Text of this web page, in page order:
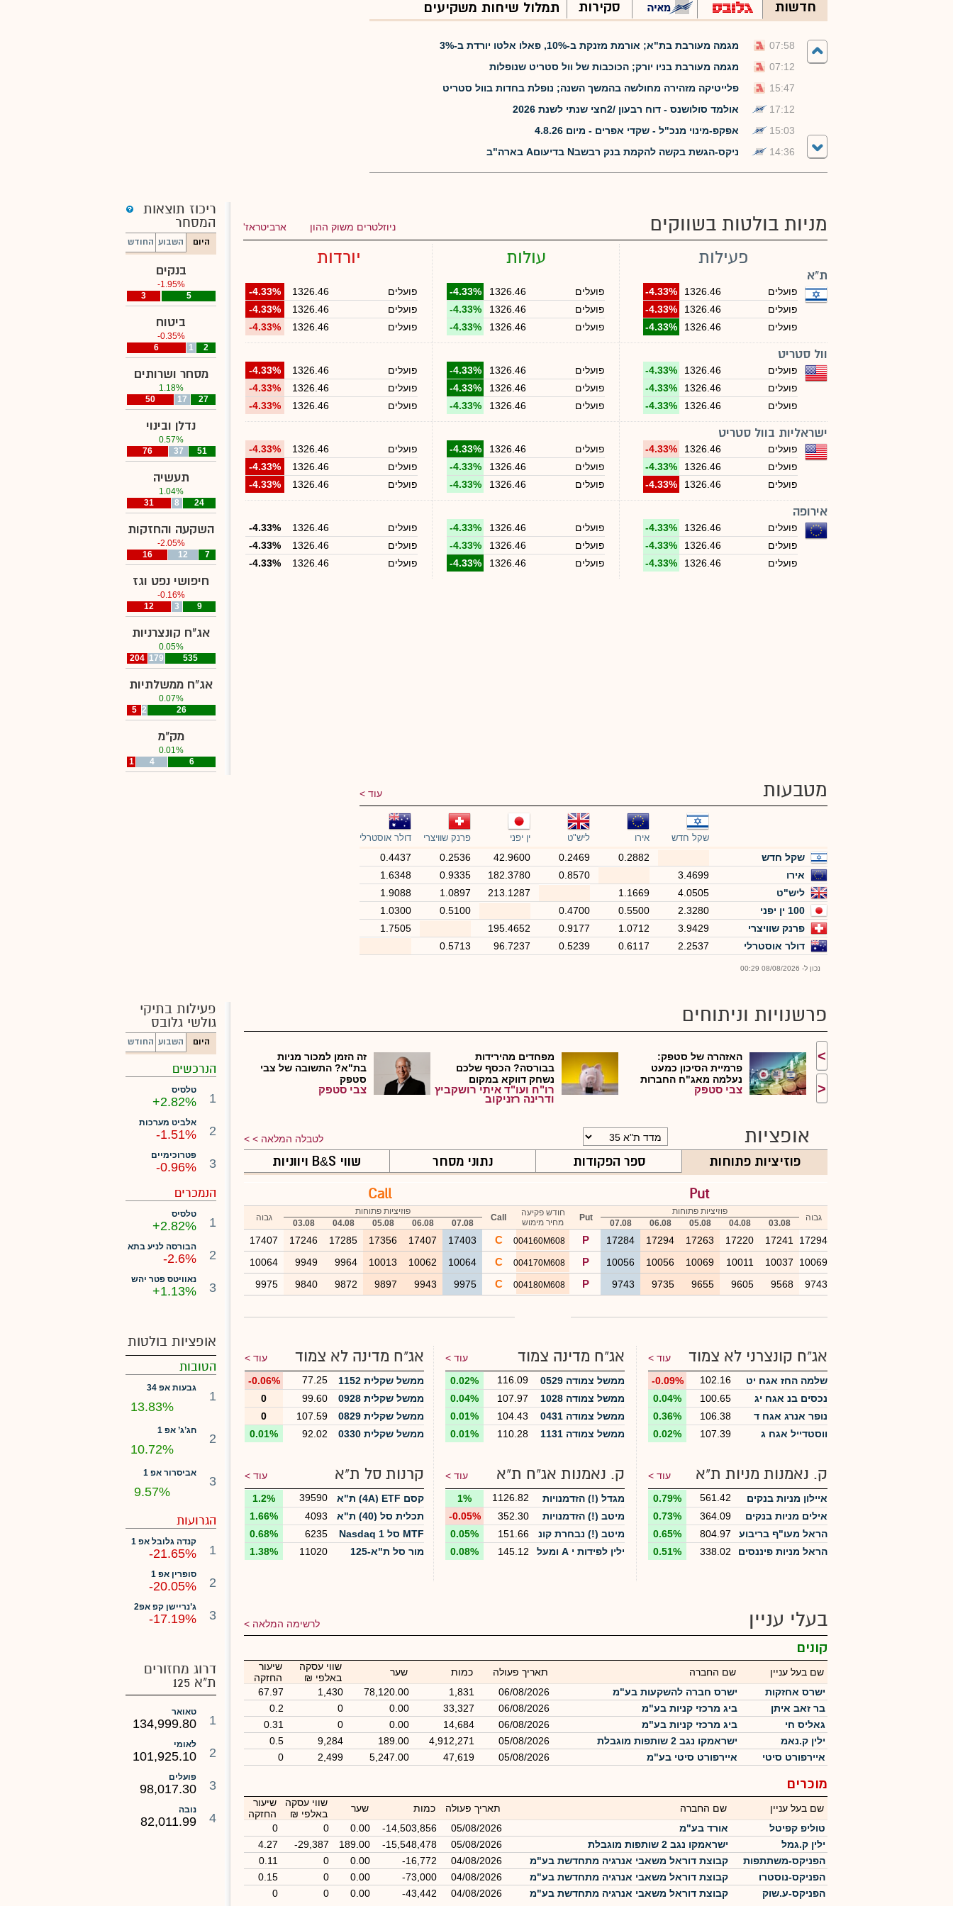
חדשות סקירות תמלול שיחות משקיעים
07:58
מגמה מעורבת בת"א; אורמת מזנקת ב-10%, פאלו אלטו יורדת ב-3%
07:12
מגמה מעורבת בניו יורק; הכוכבות של וול סטריט שנופלות
15:47
פלייטיקה מזהירה מחולשה בהמשך השנה; נופלת בחדות בוול סטריט
17:12
אולמד סולושנס - דוח רבעון /2חצי שנתי לשנת 2026
15:03
אפקפ-מינוי מנכ"ל - שקדי אפרים - מיום 4.8.26
14:36
ניקס-הגשת בקשה להקמת בנק רבשבN בדיעוםA בארה"ב
מניות בולטות בשווקים ניוזלטרים משוק ההון ארביטראז'
פעילות
ת"א
פועלים 1326.46
-4.33%
פועלים
1326.46
-4.33%
פועלים
1326.46
-4.33%
וול סטריט
פועלים 1326.46
-4.33%
פועלים
1326.46
-4.33%
פועלים
1326.46
-4.33%
ישראליות בוול סטריט
פועלים 1326.46
-4.33%
פועלים
1326.46
-4.33%
פועלים
1326.46
-4.33%
אירופה
פועלים 1326.46
-4.33%
פועלים
1326.46
-4.33%
פועלים
1326.46
-4.33%
עולות
פועלים 1326.46
-4.33%
פועלים
1326.46
-4.33%
פועלים
1326.46
-4.33%
פועלים 1326.46
-4.33%
פועלים
1326.46
-4.33%
פועלים
1326.46
-4.33%
פועלים 1326.46
-4.33%
פועלים
1326.46
-4.33%
פועלים
1326.46
-4.33%
פועלים 1326.46
-4.33%
פועלים
1326.46
-4.33%
פועלים
1326.46
-4.33%
יורדות
פועלים 1326.46
-4.33%
פועלים
1326.46
-4.33%
פועלים
1326.46
-4.33%
פועלים 1326.46
-4.33%
פועלים
1326.46
-4.33%
פועלים
1326.46
-4.33%
פועלים 1326.46
-4.33%
פועלים
1326.46
-4.33%
פועלים
1326.46
-4.33%
פועלים 1326.46
-4.33%
פועלים
1326.46
-4.33%
פועלים
1326.46
-4.33%
ריכוז תוצאות
המסחר
היום השבוע החודש
בנקים
-1.95%
3
5
ביטוח
-0.35%
6
1 2
מסחר ושרותים
1.18%
50
17 27
נדלן ובינוי
0.57%
76
37 51
תעשיה
1.04%
31
8 24
השקעה והחזקות
-2.05%
16
12 7
חיפושי נפט וגז
-0.16%
12
3 9
אג"ח קונצרניות
0.05%
204 179 535
אג"ח ממשלתיות
0.07%
5 2 26
מק"מ
0.01%
1
4 6
מטבעות עוד
שקל חדש אירו ליש"ט ין יפני פרנק שוויצרי דולר אוסטרלי
שקל חדש 0.2882
0.2469
42.9600
0.2536
0.4437
אירו
3.4699
0.8570
182.3780
0.9335
1.6348
ליש"ט
4.0505
1.1669
213.1287
1.0897
1.9088
100 ין יפני
2.3280
0.5500
0.4700
0.5100
1.0300
פרנק שוויצרי
3.9429
1.0712
0.9177
195.4652
1.7505
דולר אוסטרלי
2.2537
0.6117
0.5239
96.7237
0.5713
נכון ל- 08/08/2026 00:29
פרשנויות וניתוחים
>
<
האזהרה של סטפק:
פרמיית הסיכון כמעט
נעלמה מאג"ח החברות
ה...
צבי סטפק
מפחדים מהירידות
בבורסה? הכסף שלכם
נשחק דווקא במקום
שנחש...
רו"ח ועו"ד איתי רושקביץ
ודרינה רזניקוב
זה הזמן למכור מניות
בת"א? התשובה של צבי
סטפק
צבי סטפק
אופציות לטבלה המלאה >
פוזיציות פתוחות ספר הפקודות נתוני מסחר שווי B &S ויווניות
Put
גבוה
פוזיציות פתוחות
Put
03.08
04.08
05.08
06.08
07.08
17294
17241
17220
17263
17294
17284
P
10069
10037
10011
10069
10056
10056
P
9743
9568
9605
9655
9735
9743
P
חודש פקיעה
מחיר מימוש
004160M608
004170M608
004180M608
Call
Call
פוזיציות פתוחות
גבוה
07.08
06.08
05.08
04.08
03.08
C
17407
17356
17285
17246
17407
C
10062
10013
9964
9949
10064
C
9943
9897
9872
9840
9975
אג"ח קונצרני לא צמוד
עוד >
שלמה החז אגח יט
102.16
-0.09%
נכסים בנ אגח יג
100.65
0.04%
נופר אנרג אגח ד
106.38
0.36%
ווסטדייל אגח ג
107.39
0.02%
ק. נאמנות מניות ת"א
עוד >
איילון מניות בנקים
561.42
0.79%
אילים מניות בנקים
364.09
0.73%
הראל מעו"ף בריבוע
804.97
0.65%
הראל מניות פיננסים
338.02
0.51%
אג"ח מדינה צמוד
עוד >
ממשל צמודה 0529
116.09
0.02%
ממשל צמודה 1028
107.97
0.04%
ממשל צמודה 0431
104.43
0.01%
ממשל צמודה 1131
110.28
0.01%
ק. נאמנות אג"ח ת"א
עוד >
מגדל (!) הזדמנויות
באג"ח חברות סיכון
מוגבר
1126.82
1%
מיטב (!) הזדמנויות
אג"ח בסיכון גבוה
352.30
-0.05%
מיטב (!) נבחרת קונ
צרני
151.66
0.05%
ילין לפידות י A ומעל
145.12
0.08%
אג"ח מדינה לא צמוד
עוד >
ממשל שקלית 1152
77.25
-0.06%
ממשל שקלית 0928
99.60
0
ממשל שקלית 0829
107.59
0
ממשל שקלית 0330
92.02
0.01%
קרנות סל ת"א
עוד >
קסם 4A) ETF) ת"א
125
39590
1.2%
תכלית סל (40) ת"א
35
4093
1.66%
MTF סל Nasdaq 1
00
6235
0.68%
מור סל ת"א-125
11020
1.38%
בעלי עניין לרשימה המלאה
קונים
שם בעל עניין שם החברה תאריך פעולה כמות שער
שווי עסקה
באלפי ₪
שיעור
החזקה
ישרס אחזקות
ישרס חברה להשקעות בע"מ 06/08/2026
1,831
78,120.00
1,430
67.97
בר זאב איתן
ביג מרכזי קניות בע"מ 06/08/2026
33,327
0.00
0
0.2
גאליס חי
ביג מרכזי קניות בע"מ 06/08/2026
14,684
0.00
0
0.31
ילין ק.נאמ
ישראמקו נגב 2 שותפות מוגבלת 05/08/2026
4,912,271
189.00
9,284
0.5
איירפורט סיטי
איירפורט סיטי בע"מ 05/08/2026
47,619
5,247.00
2,499
0
מוכרים
שם בעל עניין שם החברה תאריך פעולה כמות שער
שווי עסקה
באלפי ₪
שיעור
החזקה
טוליפ קפיטל
אורד בע"מ 05/08/2026
-14,503,856
0.00
0
0
ילין ק.גמל
ישראמקו נגב 2 שותפות מוגבלת 05/08/2026
-15,548,478
189.00
-29,387
4.27
הפניקס-משתתפות
קבוצת דוראל משאבי אנרגיה מתחדשת בע"מ 04/08/2026
-16,772
0.00
0
0.11
הפניקס-נוסטרו
קבוצת דוראל משאבי אנרגיה מתחדשת בע"מ 04/08/2026
-73,000
0.00
0
0.15
הפניקס-ע.שוק
קבוצת דוראל משאבי אנרגיה מתחדשת בע"מ 04/08/2026
-43,442
0.00
0
0
פעילות בתיקי
גולשי גלובס
היום השבוע החודש
הנרכשים
1
טלסיס
+2.82%
2
אלביט מערכות
-1.51%
3
פטרוכימיים
-0.96%
הנמכרים
1
טלסיס
+2.82%
2
הבורסה לניע בתא
-2.6%
3
נאוויטס פטר יהש
+1.13%
אופציות בולטות
הטובות
1
גבעות אפ 34
13.83%
2
חג’ג’ אפ 1
10.72%
3
אביסרור אפ 1
9.57%
הגרועות
1
קנדה גלובל אפ 1
-21.65%
2
סופרין אפ 1
-20.05%
3
ג’נריישן קפ אפ2
-17.19%
דרוג מחזורים
ת"א 125
1
טאואר
134,999.80
2
לאומי
101,925.10
3
פועלים
98,017.30
4
נובה
82,011.99